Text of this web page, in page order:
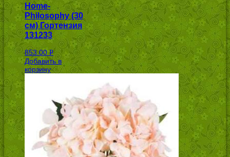
Home-
Philosophy (30
см) Гортензия
131233
853.00Р
УБ.
Добавить в
корзину